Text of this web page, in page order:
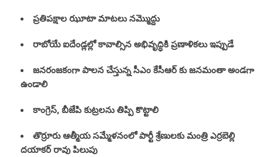
ప్ర‌తిప‌క్షాల ఝూటా మాట‌లు న‌మ్మొద్దు
రాబోయే ఐదేండ్ల‌ల్లో కావాల్సిన అభివృద్ధికి ప్ర‌ణాళిక‌లు ఇప్పుడే
జ‌న‌రంజ‌కంగా పాల‌న చేస్తున్న సీఎం కేసీఆర్ కు జ‌న‌మంతా అండ‌గా
ఉండాలి
కాంగ్రెస్‌, బీజేపి కుట్ర‌లను తిప్పి కొట్టాలి
తొర్రూరు ఆత్మీయ స‌మ్మేళ‌నంలో పార్టీ శ్రేణుల‌కు మంత్రి ఎర్ర‌బెల్లి
ద‌యాక‌ర్ రావు పిలుపు